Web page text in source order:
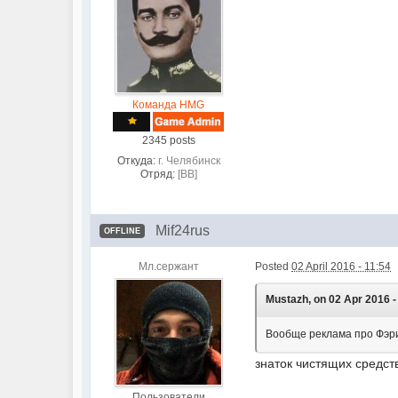
Команда HMG
2345 posts
Откуда: г. Челябинск
Отряд: [BB]
OFFLINE Mif24rus
Мл.сержант Posted 02 April 2016 - 11:54
Mustazh, on 02 Apr 2016
Вообще реклама про
знаток чистящих